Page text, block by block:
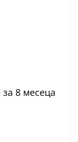
8 месеца